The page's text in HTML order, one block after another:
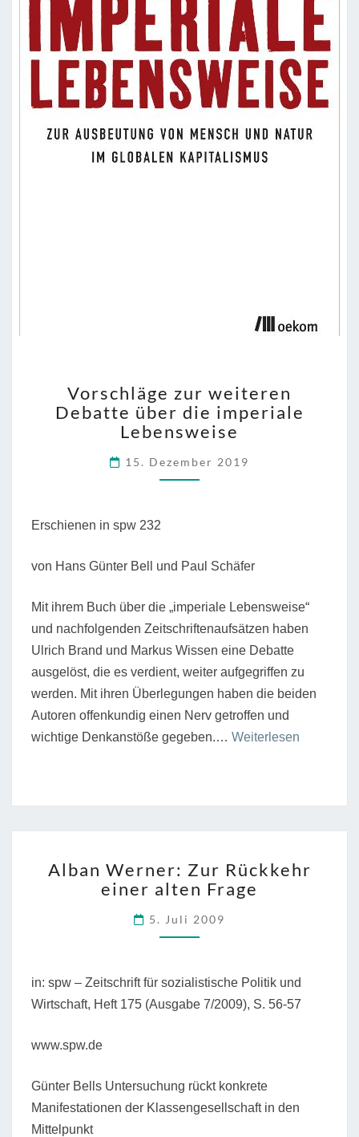
ZUR
WEITEREN
DEBATTE
DIE
IMPERIALE
Vorschläge zur weiteren
Debatte über die imperiale
Lebensweise
15. Dezember 2019
Erschienen in spw 232
von Hans Günter Bell und Paul Schäfer
Mit ihrem Buch über die „imperiale Lebensweise“
und nachfolgenden Zeitschriftenaufsätzen haben
Ulrich Brand und Markus Wissen eine Debatte
ausgelöst, die es verdient, weiter aufgegriffen zu
werden. Mit ihren Überlegungen haben die beiden
Autoren offenkundig einen Nerv getroffen und
wichtige Denkanstöße gegeben.… Weiterlesen
imperiale
WERNER:
ZUR
EINER
ALTEN
Alban Werner: Zur Rückkehr
einer alten Frage
5. Juli 2009
in: spw – Zeitschrift für sozialistische Politik und
Wirtschaft, Heft 175 (Ausgabe 7/2009), S. 56-57
www.spw.de
Günter Bells Untersuchung rückt konkrete
Manifestationen der Klassengesellschaft in den
Mittelpunkt